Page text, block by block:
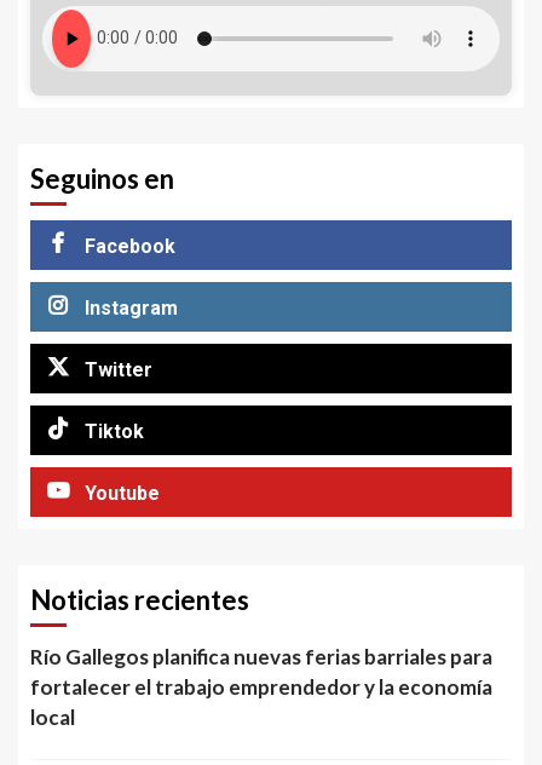
Seguinos en
Facebook
Instagram
Twitter
Tiktok
Youtube
Noticias recientes
Río Gallegos planifica nuevas ferias barriales para
fortalecer el trabajo emprendedor y la economía
local